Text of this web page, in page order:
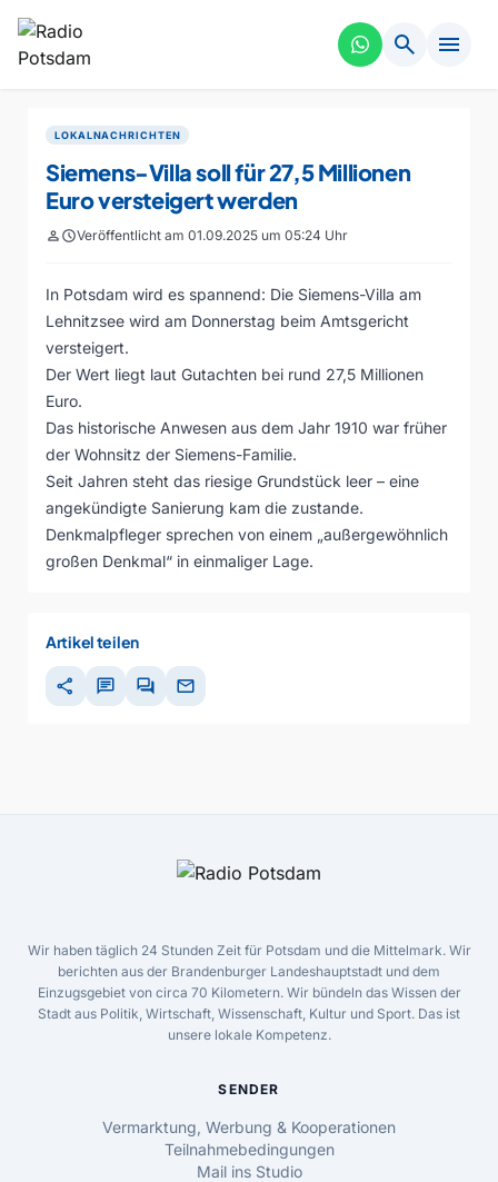
search menu
LOKALNACHRICHTEN
Siemens-Villa soll für 27,5 Millionen
Euro versteigert werden
personscheduleVeröffentlicht am 01.09.2025 um 05:24 Uhr
In Potsdam wird es spannend: Die Siemens-Villa am
Lehnitzsee wird am Donnerstag beim Amtsgericht
versteigert.
Der Wert liegt laut Gutachten bei rund 27,5 Millionen
Euro.
Das historische Anwesen aus dem Jahr 1910 war früher
der Wohnsitz der Siemens-Familie.
Seit Jahren steht das riesige Grundstück leer – eine
angekündigte Sanierung kam die zustande.
Denkmalpfleger sprechen von einem „außergewöhnlich
großen Denkmal“ in einmaliger Lage.
Artikel teilen
share chat forum mail
Wir haben täglich 24 Stunden Zeit für Potsdam und die Mittelmark. Wir
berichten aus der Brandenburger Landeshauptstadt und dem
Einzugsgebiet von circa 70 Kilometern. Wir bündeln das Wissen der
Stadt aus Politik, Wirtschaft, Wissenschaft, Kultur und Sport. Das ist
unsere lokale Kompetenz.
SENDER
Vermarktung, Werbung & Kooperationen
Teilnahmebedingungen
Mail ins Studio